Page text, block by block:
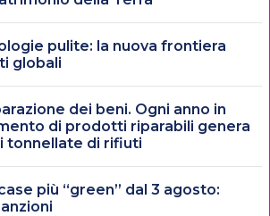
pulite: la nuova frontiera
globali
dei beni. Ogni anno in
di prodotti riparabili genera
tonnellate di rifiuti
più “green” dal 3 agosto: